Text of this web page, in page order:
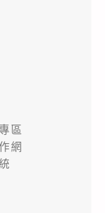
區
網